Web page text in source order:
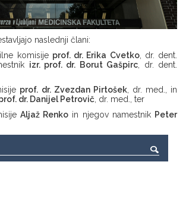
naslednji člani:
komisije prof. dr. Erika Cvetko, dr. dent.
izr. prof. dr. Borut Gašpirc , dr. dent.
prof. dr. Zvezdan Pirtošek, dr. med., in
dr. Danijel Petrovič , dr. med., ter
Aljaž Renko in njegov namestnik Peter